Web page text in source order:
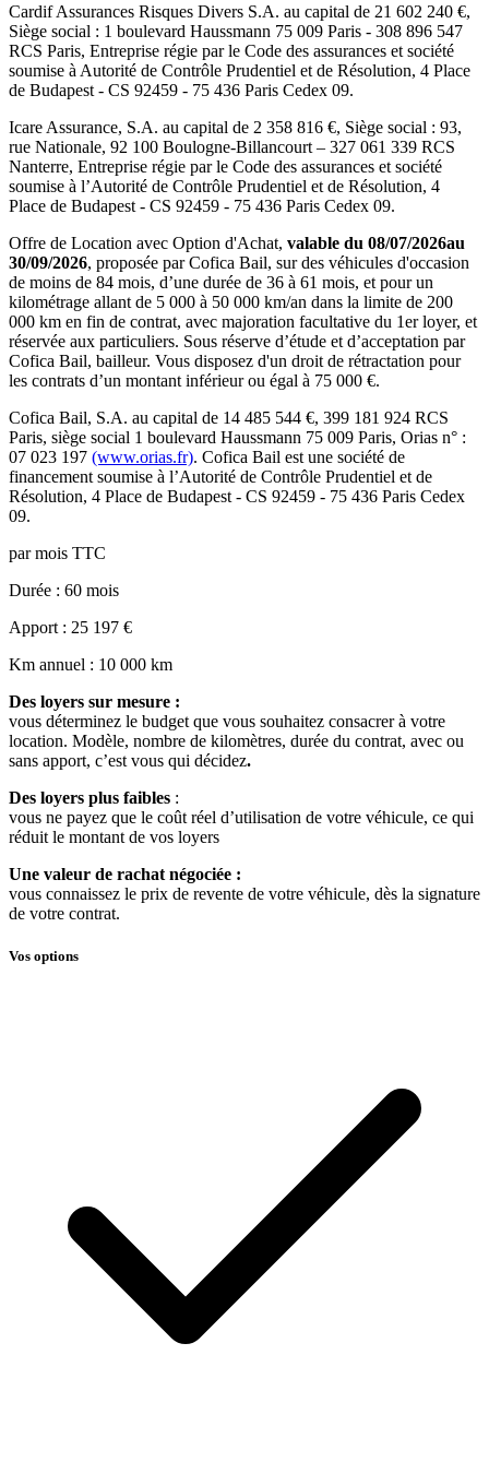
Cardif Assurances Risques Divers S.A. au capital de 21 602 240 €,
Siège social : 1 boulevard Haussmann 75 009 Paris - 308 896 547
RCS Paris, Entreprise régie par le Code des assurances et société
soumise à Autorité de Contrôle Prudentiel et de Résolution, 4 Place
de Budapest - CS 92459 - 75 436 Paris Cedex 09.
Icare Assurance, S.A. au capital de 2 358 816 €, Siège social : 93,
rue Nationale, 92 100 Boulogne-Billancourt – 327 061 339 RCS
Nanterre, Entreprise régie par le Code des assurances et société
soumise à l’Autorité de Contrôle Prudentiel et de Résolution, 4
Place de Budapest - CS 92459 - 75 436 Paris Cedex 09.
Offre de Location avec Option d'Achat, valable du 08/07/2026au
30/09/2026, proposée parCofica Bail, sur des véhicules d'occasion
de moins de 84 mois, d’une durée de 36 à 61 mois, et pour un
kilométrage allant de 5 000 à 50 000 km/an dans la limite de 200
000 km en fin de contrat, avec majoration facultative du 1er loyer, et
réservée aux particuliers. Sous réserve d’étude et d’acceptation par
Cofica Bail, bailleur. Vous disposez d'un droit de rétractation pour
les contrats d’un montant inférieur ou égal à 75 000 €.
Cofica Bail, S.A. au capital de 14 485 544 €, 399 181 924 RCS
Paris, siège social 1 boulevard Haussmann 75 009 Paris, Orias n° :
07 023 197 (www.orias.fr). Cofica Bail est une société de
financement soumise à l’Autorité de Contrôle Prudentiel et de
Résolution, 4 Place de Budapest - CS 92459 - 75 436 Paris Cedex
09.
par mois TTC
Durée : 60 mois
Apport : 25 197 €
Km annuel : 10 000 km
Des loyers sur mesure :
vous déterminez le budget que vous souhaitez consacrer à votre
location. Modèle, nombre de kilomètres, durée du contrat, avec ou
sans apport, c’est vous qui décidez.
Des loyers plus faibles :
vous ne payez que le coût réel d’utilisation de votre véhicule, ce qui
réduit le montant de vos loyers
Une valeur de rachat négociée :
vous connaissez le prix de revente de votre véhicule, dès la signature
de votre contrat.
Vos options